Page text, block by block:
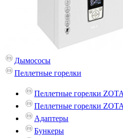
Дымососы
Пеллетные горелки
Пеллетные горелки
Пеллетные горелки
Адаптеры
Бункеры